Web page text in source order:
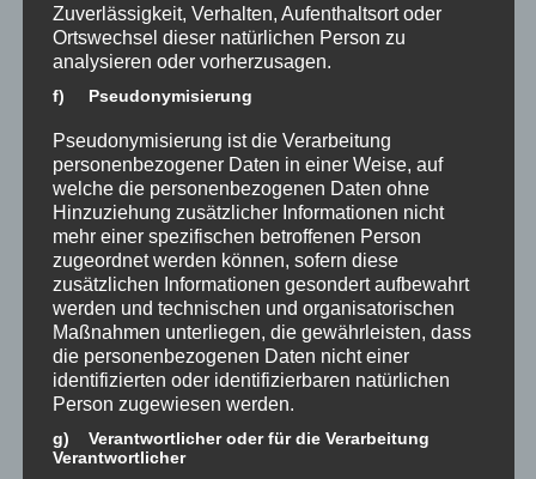
Eltern und "Endlich Ferien!" rufen...
Zuverlässigkeit, Verhalten, Aufenthaltsort oder
Ortswechsel dieser natürlichen Person zu
analysieren oder vorherzusagen.
f) Pseudonymisierung
Pseudonymisierung ist die Verarbeitung
personenbezogener Daten in einer Weise, auf
welche die personenbezogenen Daten ohne
Hinzuziehung zusätzlicher Informationen nicht
mehr einer spezifischen betroffenen Person
zugeordnet werden können, sofern diese
zusätzlichen Informationen gesondert aufbewahrt
werden und technischen und organisatorischen
Maßnahmen unterliegen, die gewährleisten, dass
die personenbezogenen Daten nicht einer
identifizierten oder identifizierbaren natürlichen
Person zugewiesen werden.
g) Verantwortlicher oder für die Verarbeitung
Verantwortlicher